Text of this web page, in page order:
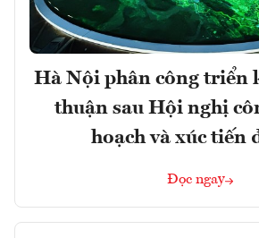
Hà Nội phân công triển
thuận sau Hội nghị
hoạch và xúc tiến
Đọc ngay